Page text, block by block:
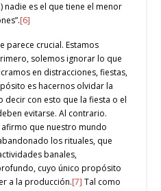
nadie es el que tiene el menor
[6]
parece crucial. Estamos
solemos ignorar lo que
en distracciones, fiestas,
es hacernos olvidar la
decir con esto que la fiesta o el
evitarse. Al contrario.
afirmo que nuestro mundo
los rituales, que
banales,
cuyo único propósito
a la producción.[7] Tal como